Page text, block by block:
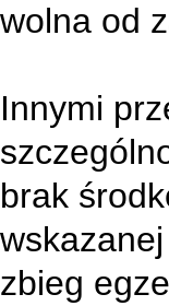
wolna od
Innymi
brak
zbieg